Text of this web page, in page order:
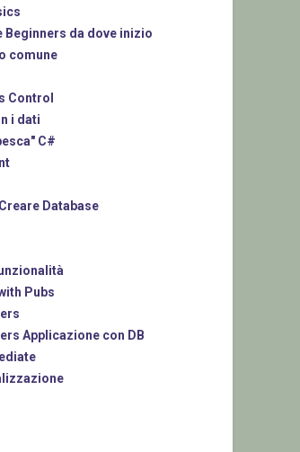
Beginners da dove inizio
comune
Control
i dati
C#
Database
Pubs
Applicazione con DB